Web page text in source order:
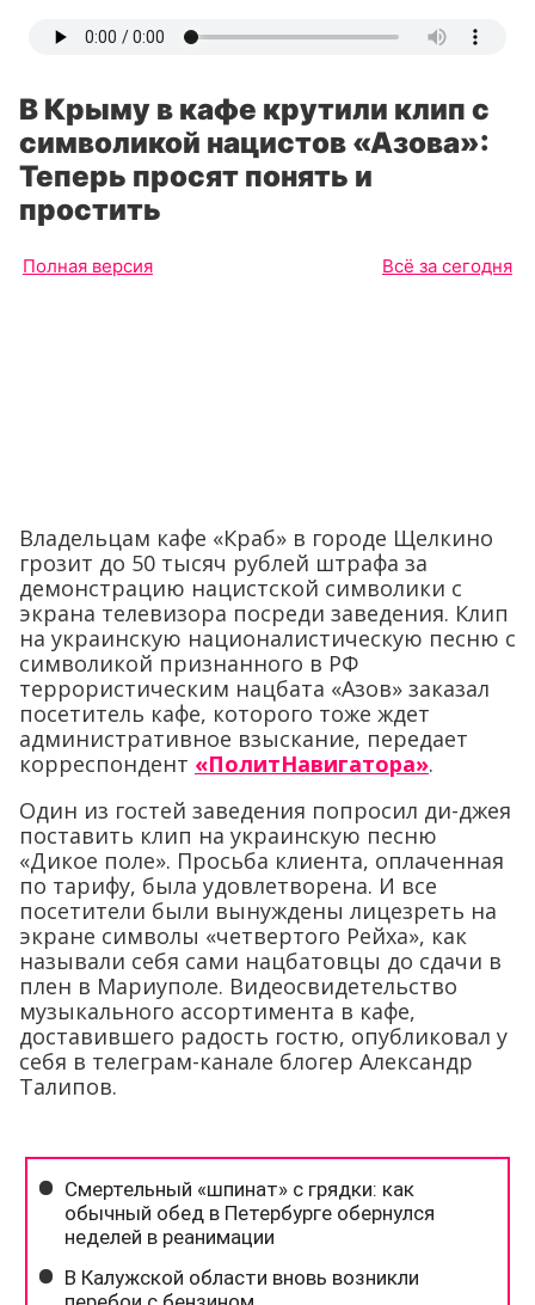
В Крыму в кафе крутили клип с
символикой нацистов «Азова»:
Теперь просят понять и
простить
Полная версия Всё за сегодня
Владельцам кафе «Краб» в городе Щелкино
грозит до 50 тысяч рублей штрафа за
демонстрацию нацистской символики с
экрана телевизора посреди заведения. Клип
на украинскую националистическую песню с
символикой признанного в РФ
террористическим нацбата «Азов» заказал
посетитель кафе, которого тоже ждет
административное взыскание, передает
корреспондент «ПолитНавигатора».
Один из гостей заведения попросил ди-джея
поставить клип на украинскую песню
«Дикое поле». Просьба клиента, оплаченная
по тарифу, была удовлетворена. И все
посетители были вынуждены лицезреть на
экране символы «четвертого Рейха», как
называли себя сами нацбатовцы до сдачи в
плен в Мариуполе. Видеосвидетельство
музыкального ассортимента в кафе,
доставившего радость гостю, опубликовал у
себя в телеграм-канале блогер Александр
Талипов.